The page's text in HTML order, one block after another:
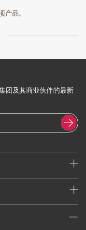
产品。
团及其商业伙伴的最新